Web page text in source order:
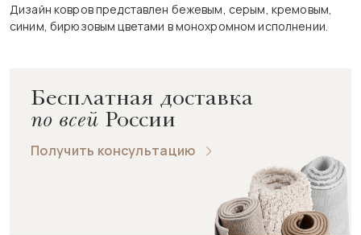
Дизайн ковров представлен бежевым, серым, кремовым,
синим, бирюзовым цветами в монохромном исполнении.
Бесплатная доставка
по всей России
Получить консультацию